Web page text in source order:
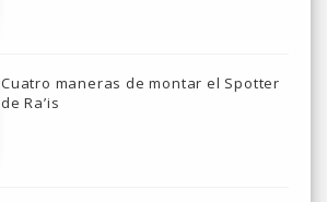
Cuatro maneras de montar el Spotter
de Ra’is